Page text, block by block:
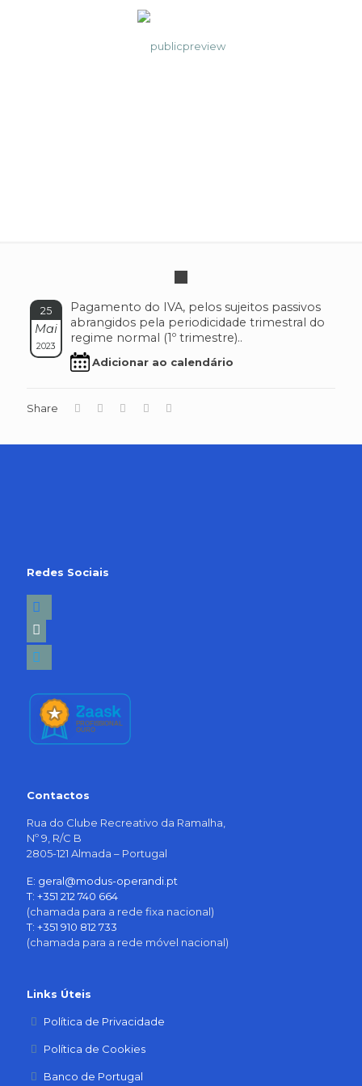
25
Mai
2023
Pagamento do IVA, pelos sujeitos passivos
abrangidos pela periodicidade trimestral do
regime normal (1º trimestre)..
Adicionar ao calendário
Share
Redes Sociais
facebook2
linkedin-
twitter
Contactos
Rua do Clube Recreativo da Ramalha,
Nº 9, R/C B
2805-121 Almada – Portugal
E: geral@modus-operandi.pt
T: +351 212 740 664
(chamada para a rede fixa nacional)
T: +351 910 812 733
(chamada para a rede móvel nacional)
Links Úteis
Política de Privacidade
Política de Cookies
Banco de Portugal